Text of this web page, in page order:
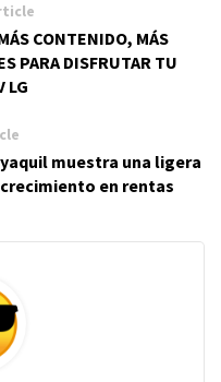
CONTENIDO, MÁS
PARA DISFRUTAR TU
LG
muestra una ligera
en rentas